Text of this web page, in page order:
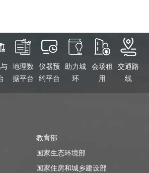
地理数
据平台
仪器预
约平台
助力城
环
会场租
用
交通路
线
教育部
国家生态环境部
国家住房和城乡建设部